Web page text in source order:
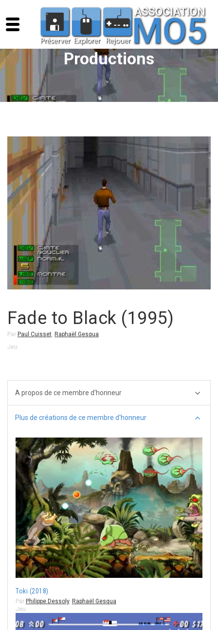
Productions
Fade to Black (1995)
Par Paul Cuisset Raphaël Gesqua
Jeu
A propos de ce membre d'honneur
Plus de créations de ce membre d'honneur
Toki (2018)
Par Philippe Dessoly, Raphaël Gesqua
Jeu